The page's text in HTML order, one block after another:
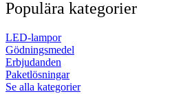
Populära kategorier
LED-lampor
Gödningsmedel
Erbjudanden
Paketlösningar
Se alla kategorier